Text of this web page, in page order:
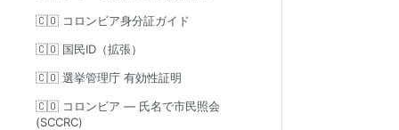
🇨🇴 コロンビア身分証ガイド
🇨🇴 国民ID（拡張）
🇨🇴 選挙管理庁 有効性証明
🇨🇴 コロンビア — 氏名で市民照会
(SCCRC)